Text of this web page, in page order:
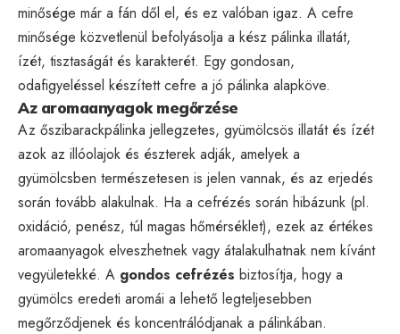
minősége már a fán dől el, és ez valóban igaz. A cefre
minősége közvetlenül befolyásolja a kész pálinka illatát,
ízét, tisztaságát és karakterét. Egy gondosan,
odafigyeléssel készített cefre a jó pálinka alapköve.
Az aromaanyagok megőrzése
Az őszibarackpálinka jellegzetes, gyümölcsös illatát és ízét
azok az illóolajok és észterek adják, amelyek a
gyümölcsben természetesen is jelen vannak, és az erjedés
során tovább alakulnak. Ha a cefrézés során hibázunk (pl.
oxidáció, penész, túl magas hőmérséklet), ezek az értékes
aromaanyagok elveszhetnek vagy átalakulhatnak nem kívánt
vegyületekké. A gondos cefrézés biztosítja, hogy a
gyümölcs eredeti aromái a lehető legteljesebben
megőrződjenek és koncentrálódjanak a pálinkában.